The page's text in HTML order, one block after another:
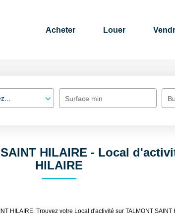
Acheter Louer
Surface min
HILAIRE - Local
HILAIRE
HILAIRE. Trouvez votre Local d'activité sur TALMONT